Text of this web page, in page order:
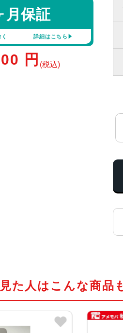
月保証
詳細はこちら
円 (税込)
た人はこんな商品